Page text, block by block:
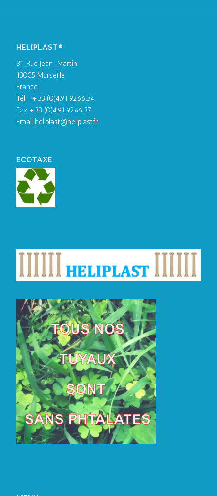
HELIPLAST®
31 ,Rue Jean-Martin
13005 Marseille
France
Tél. : +33 (0)4.91.92.66.34
Fax +33 (0)4.91.92.66.37
Email heliplast@heliplast.fr
ECOTAXE